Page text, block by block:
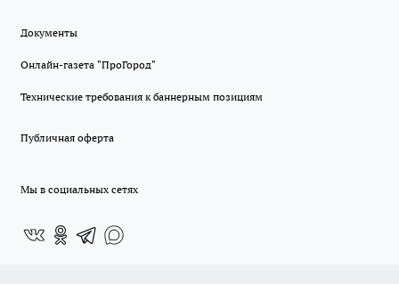
Документы
Онлайн-газета "ПроГород"
Технические требования к баннерным позициям
Публичная оферта
Мы в социальных сетях